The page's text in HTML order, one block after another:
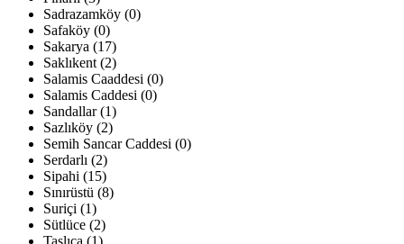
Sadrazamköy (0)
Safaköy (0)
Sakarya (17)
Saklıkent (2)
Salamis Caaddesi (0)
Salamis Caddesi (0)
Sandallar (1)
Sazlıköy (2)
Semih Sancar Caddesi (0)
Serdarlı (2)
Sipahi (15)
Sınırüstü (8)
Suriçi (1)
Sütlüce (2)